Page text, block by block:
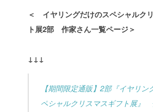
＜ イヤリングだけのスペシャルク
ト展2部 作家さん一覧ページ＞
↓↓↓
【期間限定通販】2部『イヤリン
ペシャルクリスマスギフト展』